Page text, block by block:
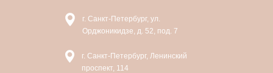
г. Санкт-Петербург, ул.
Орджоникидзе, д. 52, под. 7
г. Санкт-Петербург, Ленинский
проспект, 114